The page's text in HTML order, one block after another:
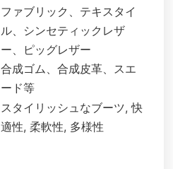
ファブリック、テキスタイ
ル、シンセティックレザ
ー、ピッグレザー
合成ゴム、合成皮革、スエ
ード等
スタイリッシュなブーツ, 快
適性, 柔軟性, 多様性